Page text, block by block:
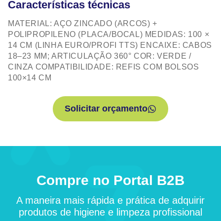
Características técnicas
MATERIAL: AÇO ZINCADO (ARCOS) +
POLIPROPILENO (PLACA/BOCAL) MEDIDAS: 100 ×
14 CM (LINHA EURO/PROFI TTS) ENCAIXE: CABOS
18–23 MM; ARTICULAÇÃO 360° COR: VERDE /
CINZA COMPATIBILIDADE: REFIS COM BOLSOS
100×14 CM
Solicitar orçamento
Compre no Portal B2B
A maneira mais rápida e prática de adquirir
produtos de higiene e limpeza profissional